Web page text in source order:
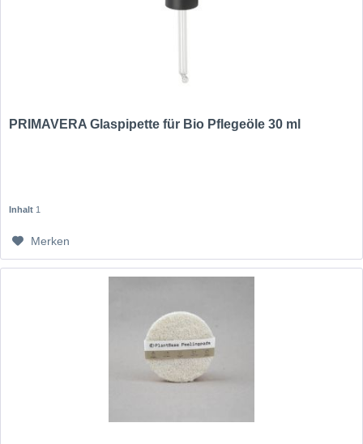
PRIMAVERA Glaspipette für Bio Pflegeöle 30 ml
Inhalt 1
Merken